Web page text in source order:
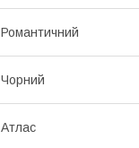
Романтичний
Чорний
Атлас